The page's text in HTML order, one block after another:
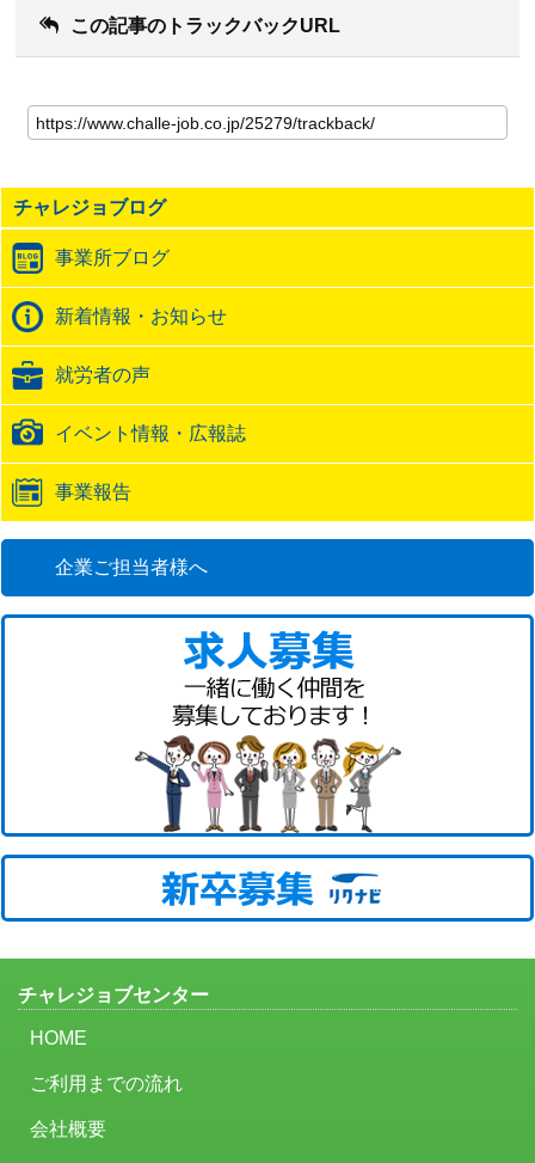
この記事のトラックバックURL
の
記
の
ト
ッ
ク
バ
ッ
URL
チャレジョブログ
事業所ブログ
新着情報・お知らせ
就労者の声
イベント情報・広報誌
事業報告
企業ご担当者様へ
チャレジョブセンター
HOME
ご利用までの流れ
会社概要